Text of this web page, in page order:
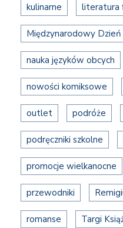
kulinarne literatura
Międzynarodowy Dzień
nauka języków obcych
nowości komiksowe
outlet podróże
podręczniki szkolne
promocje wielkanocne
przewodniki
romanse Targi